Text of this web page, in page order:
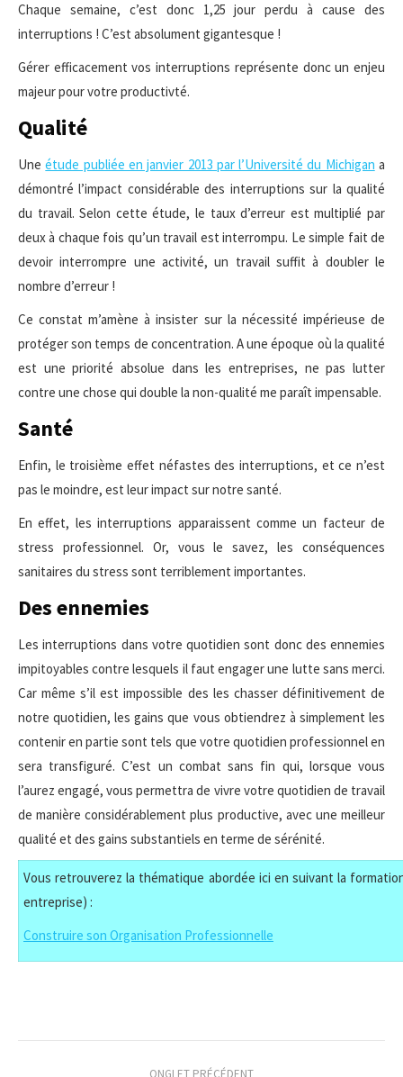
Chaque semaine, c’est donc 1,25 jour perdu à cause des
interruptions ! C’est absolument gigantesque !
Gérer efficacement vos interruptions représente donc un enjeu
majeur pour votre productivté.
Qualité
Uneétude publiée en janvier 2013 par l’Université du Michigan a
démontré l’impact considérable des interruptions sur la qualité
du travail. Selon cette étude, le taux d’erreur est multiplié par
deux à chaque fois qu’un travail est interrompu. Le simple fait de
devoir interrompre une activité, un travail suffit à doubler le
nombre d’erreur !
Ce constat m’amène à insister sur la nécessité impérieuse de
protéger son temps de concentration. A une époque où la qualité
est une priorité absolue dans les entreprises, ne pas lutter
contre une chose qui double la non-qualité me paraît impensable.
Santé
Enfin, le troisième effet néfastes des interruptions, et ce n’est
pas le moindre, est leur impact sur notre santé.
En effet, les interruptions apparaissent comme un facteur de
stress professionnel. Or, vous le savez, les conséquences
sanitaires du stress sont terriblement importantes.
Des ennemies
Les interruptions dans votre quotidien sont donc des ennemies
impitoyables contre lesquels il faut engager une lutte sans merci.
Car même s’il est impossible des les chasser définitivement de
notre quotidien, les gains que vous obtiendrez à simplement les
contenir en partie sont tels que votre quotidien professionnel en
sera transfiguré. C’est un combat sans fin qui, lorsque vous
l’aurez engagé, vous permettra de vivre votre quotidien de travail
de manière considérablement plus productive, avec une meilleur
qualité et des gains substantiels en terme de sérénité.
Vous retrouverez la thématique abordée ici en suivant la
entreprise) :
Construire son Organisation Professionnelle